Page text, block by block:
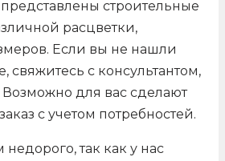
строительные
расцветки,
Если вы не нашли
свяжитесь с консультантом,
для вас сделают
с учетом потребностей.
недорого, так как у нас